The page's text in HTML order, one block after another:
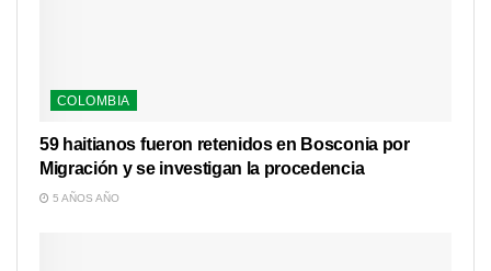
COLOMBIA
59 haitianos fueron retenidos en Bosconia por
Migración y se investigan la procedencia
5 AÑOS AÑO